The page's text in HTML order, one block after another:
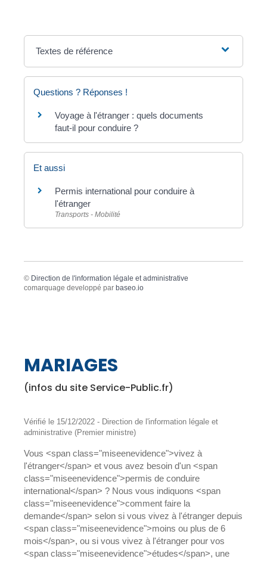
Textes de référence
Questions ? Réponses !
Voyage à l'étranger : quels documents
faut-il pour conduire ?
Et aussi
Permis international pour conduire à
l'étranger
Transports - Mobilité
© Direction de l'information légale et administrative
comarquage developpé par baseo.io
MARIAGES
(infos du site Service-Public.fr)
Vérifié le 15/12/2022 - Direction de l'information légale et
administrative (Premier ministre)
Vous <span class="miseenevidence">vivez à
l'étranger</span> et vous avez besoin d'un <span
class="miseenevidence">permis de conduire
international</span> ? Nous vous indiquons <span
class="miseenevidence">comment faire la
demande</span> selon si vous vivez à l'étranger depuis
<span class="miseenevidence">moins ou plus de 6
mois</span>, ou si vous vivez à l'étranger pour vos
<span class="miseenevidence">études</span>, une